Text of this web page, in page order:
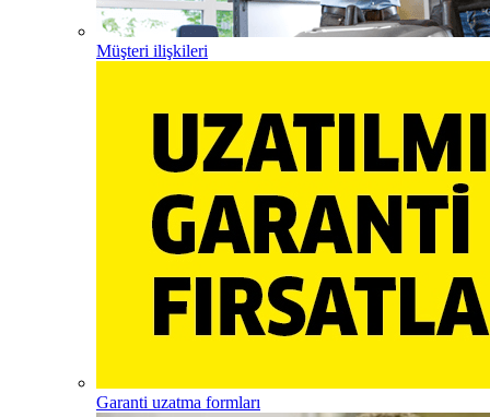
Müşteri ilişkileri
Garanti uzatma formları